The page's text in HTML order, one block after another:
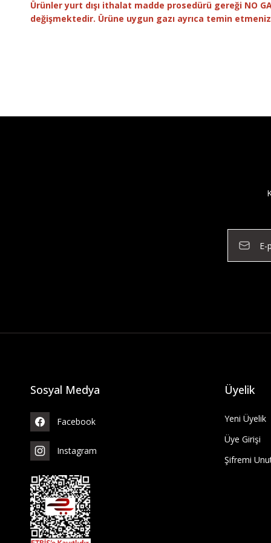
Ürünler yurt dışı ithalat madde prosedürü gereği NO
değişmektedir. Ürüne uygun gazı ayrıca temin
Sosyal Medya
Facebook
Instagram
Üyelik
Yeni Üyelik
Üye Girişi
Şifremi